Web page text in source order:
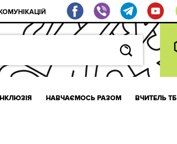
НАВЧАЄМОСЬ РАЗОМ ВЧИТЕЛЬ ТБ